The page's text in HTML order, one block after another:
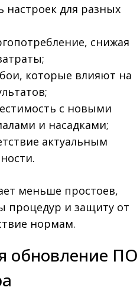
для разных
снижая
которые влияют на
с новыми
и насадками;
актуальным
меньше простоев,
процедур и защиту от
нормам.
обновление ПО